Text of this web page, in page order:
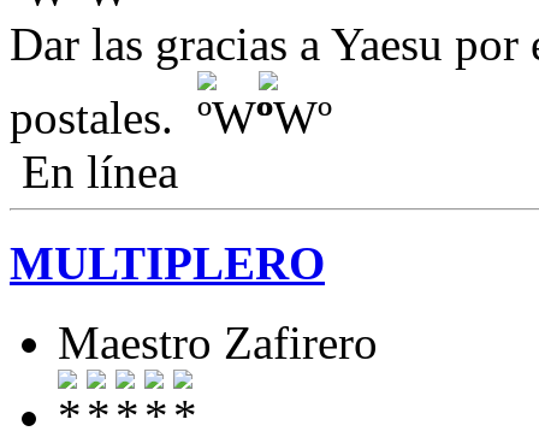
Dar las gracias a Yaesu
postales.
En línea
MULTIPLERO
Maestro Zafirero